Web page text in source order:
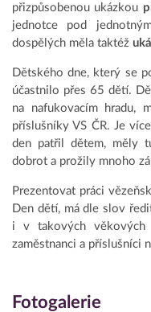
přizpůsobenou ukázkou
jednotce pod
dospělých měla taktéž
Dětského dne, který se
účastnilo přes 65 dětí.
na nafukovacím hradu,
příslušníky VS ČR. Je
den patřil dětem, měly
dobrot a prožily mnoho
Prezentovat práci
Den dětí, má dle slov
i v takových věkových
zaměstnanci a příslušníci
Fotogalerie